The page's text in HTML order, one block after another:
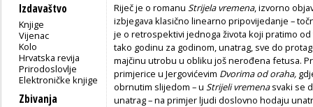
Izdavaštvo
Knjige
Vijenac
Kolo
Hrvatska revija
Prirodoslovlje
Elektroničke knjige
Zbivanja
Riječ je o romanu Strijela vremena, izvorno
izbjegava klasično linearno pripovijedanje –
je o retrospektivi jednoga života koji pratimo
tako godinu za godinom, unatrag, sve do
majčinu utrobu u obliku još nerođena fetusa.
primjerice u Jergovićevim Dvorima od oraha,
obrnutim slijedom – u Strijeli vremenasvaki se
unatrag – na primjer ljudi doslovno hodaju